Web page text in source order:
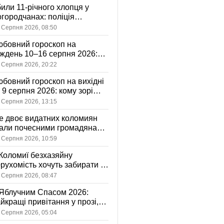
11-річного хлопця у
поліція
обставини ДТП
Серпня 2026, 08:50
гороскоп на
10–16 серпня 2026:
зорі готують у стосунках
знаку
Серпня 2026, 20:22
гороскоп на вихідні
9 серпня 2026: кому зорі
ніжність, а кому —
розмову
Серпня 2026, 13:15
двоє видатних коломиян
почесними громадянами
Серпня 2026, 10:59
безхазяйну
хочуть забирати у
громади: що це
Серпня 2026, 08:47
Спасом 2026:
привітання у прозі,
та картинках
Серпня 2026, 05:04